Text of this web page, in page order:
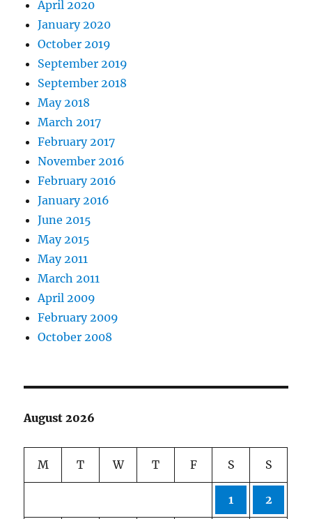
April 2020
January 2020
October 2019
September 2019
September 2018
May 2018
March 2017
February 2017
November 2016
February 2016
January 2016
June 2015
May 2015
May 2011
March 2011
April 2009
February 2009
October 2008
August 2026
M T W T F S S
1 2